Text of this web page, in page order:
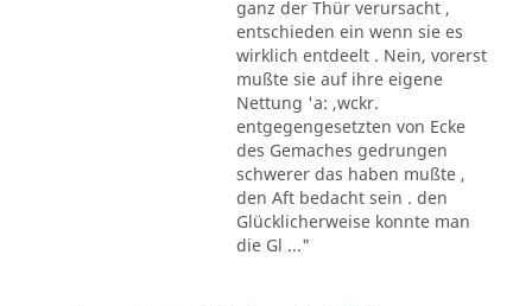
ganz der Thür verursacht ,
entschieden ein wenn sie es
wirklich entdeelt . Nein, vorerst
mußte sie auf ihre eigene
Nettung 'a: ,wckr.
entgegengesetzten von Ecke
des Gemaches gedrungen
schwerer das haben mußte ,
den Aft bedacht sein . den
Glücklicherweise konnte man
die Gl ..."